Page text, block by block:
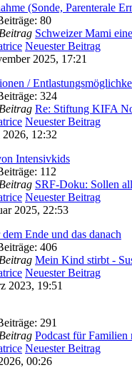
(Sonde, Parenterale
: 80
Schweizer Mami
Neuester Beitrag
2025, 17:21
/
: 324
Re: Stiftung KIFA
Neuester Beitrag
12:32
Intensivkids
: 112
SRF-Doku: Sollen
Neuester Beitrag
2025, 22:53
Ende und das danach
: 406
Mein Kind stirbt -
Neuester Beitrag
2023, 19:51
: 291
Podcast für
Neuester Beitrag
00:26